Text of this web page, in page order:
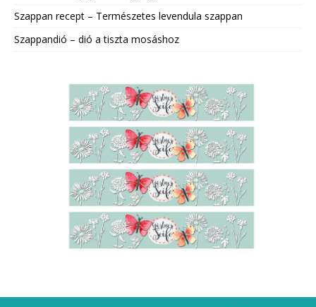
Szappan recept – Természetes levendula szappan
Szappandió – dió a tiszta mosáshoz